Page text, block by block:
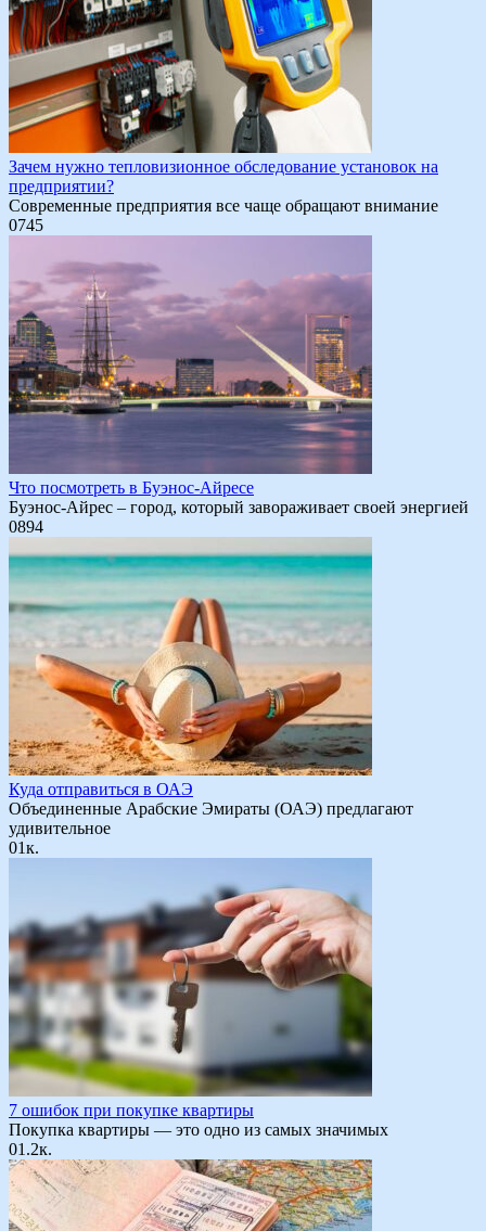
Зачем нужно тепловизионное обследование установок на
предприятии?
Современные предприятия все чаще обращают внимание
0745
Что посмотреть в Буэнос-Айресе
Буэнос-Айрес – город, который завораживает своей энергией
0894
Куда отправиться в ОАЭ
Объединенные Арабские Эмираты (ОАЭ) предлагают
удивительное
01к.
7 ошибок при покупке квартиры
Покупка квартиры — это одно из самых значимых
01.2к.